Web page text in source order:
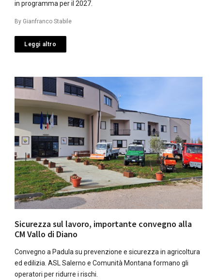
in programma per il 2027.
By Gianfranco Stabile
Leggi altro
Sicurezza sul lavoro, importante convegno alla
CM Vallo di Diano
Convegno a Padula su prevenzione e sicurezza in agricoltura
ed edilizia. ASL Salerno e Comunità Montana formano gli
operatori per ridurre i rischi.